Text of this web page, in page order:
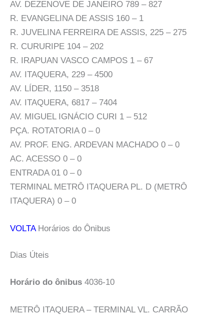
AV. DEZENOVE DE JANEIRO 789 – 827
R. EVANGELINA DE ASSIS 160 – 1
R. JUVELINA FERREIRA DE ASSIS, 225 – 275
R. CURURIPE 104 – 202
R. IRAPUAN VASCO CAMPOS 1 – 67
AV. ITAQUERA, 229 – 4500
AV. LÍDER, 1150 – 3518
AV. ITAQUERA, 6817 – 7404
AV. MIGUEL IGNÁCIO CURI 1 – 512
PÇA. ROTATORIA 0 – 0
AV. PROF. ENG. ARDEVAN MACHADO 0 – 0
AC. ACESSO 0 – 0
ENTRADA 01 0 – 0
TERMINAL METRÔ ITAQUERA PL. D (METRÔ
ITAQUERA) 0 – 0
VOLTAHorários do Ônibus
Dias Úteis
Horário do ônibus 4036-10
METRÔ ITAQUERA – TERMINAL VL. CARRÃO